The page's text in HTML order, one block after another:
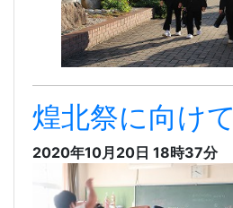
煌北祭に向けて
2020年10月20日 18時37分